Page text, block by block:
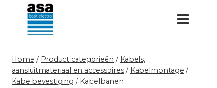
Doorgaan
inhoud
Home / Product categorieën / Kabels,
aansluitmateriaal en accessoires / Kabelmontage /
Kabelbevestiging / Kabelbanen